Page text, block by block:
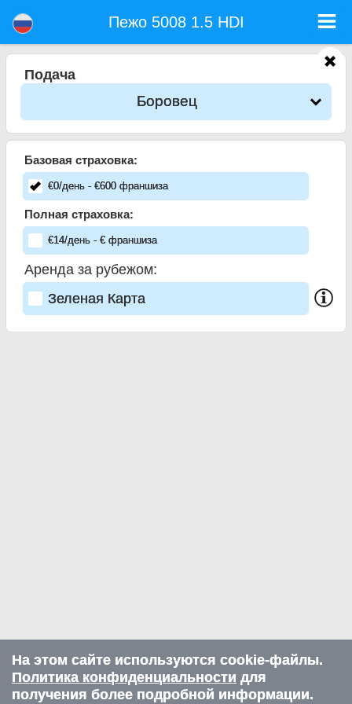
(без депозит), неограниченный пробег, бесплатные детские сиденья, бесплатные дополнительных водителей, низкая
цена аренды автомобиля гарантируется.Пежо 5008 1.5 HDI
Подача
Боровец
Базовая страховка:
€0/день - €600франшиза
Полная страховка:
€14/день - €франшиза
Аренда за рубежом:
Зеленая Карта
На этом сайте используются cookie-файлы.
Политика конфиденциальности для
получения более подробной информации.